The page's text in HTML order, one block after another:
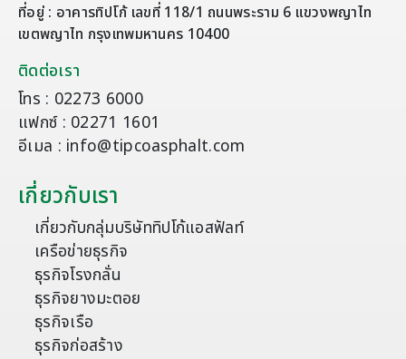
ที่อยู่ : อาคารทิปโก้ เลขที่ 118/1 ถนนพระราม 6 แขวงพญาไท
เขตพญาไท กรุงเทพมหานคร 10400
ติดต่อเรา
โทร : 02273 6000
แฟกซ์ : 02271 1601
อีเมล : info@tipcoasphalt.com
เกี่ยวกับเรา
เกี่ยวกับกลุ่มบริษัททิปโก้แอสฟัลท์
เครือข่ายธุรกิจ
ธุรกิจโรงกลั่น
ธุรกิจยางมะตอย
ธุรกิจเรือ
ธุรกิจก่อสร้าง